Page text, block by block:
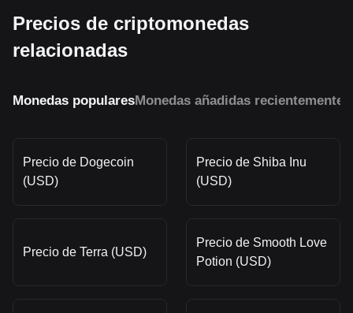
Precios de criptomonedas
relacionadas
Monedas popularesMonedas añadidas recientemente
Precio de Dogecoin
(USD)
Precio de Shiba Inu
(USD)
Precio de Terra (USD)
Precio de Smooth Love
Potion (USD)